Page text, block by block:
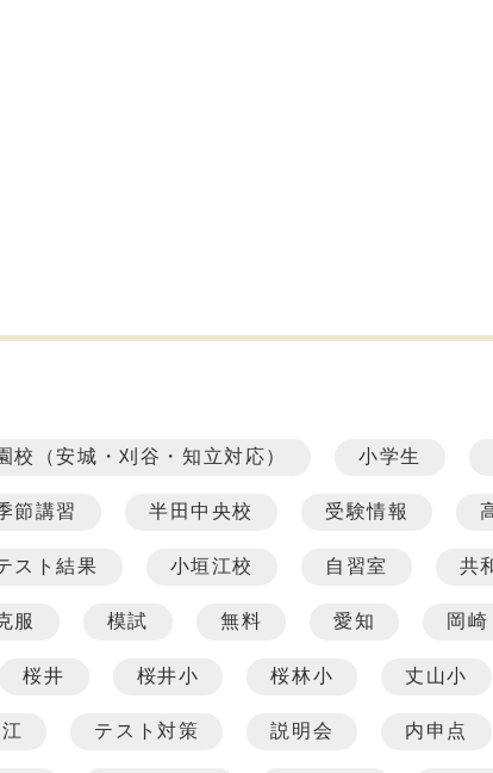
校（安城・刈谷・知立対応） 小学生
節講習 半田中央校 受験情報
スト結果 小垣江校 自習室 共
服 模試 無料 愛知 岡崎
桜井 桜井小 桜林小 丈山小
テスト対策 説明会 内申点